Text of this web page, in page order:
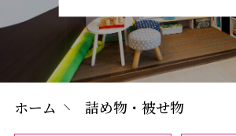
ホーム 詰め物・被せ物